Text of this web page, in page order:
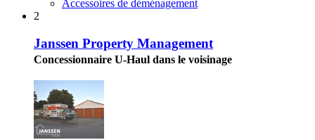
Accessoires de déménagement
2
Janssen Property Management
Concessionnaire U-Haul dans le voisinage